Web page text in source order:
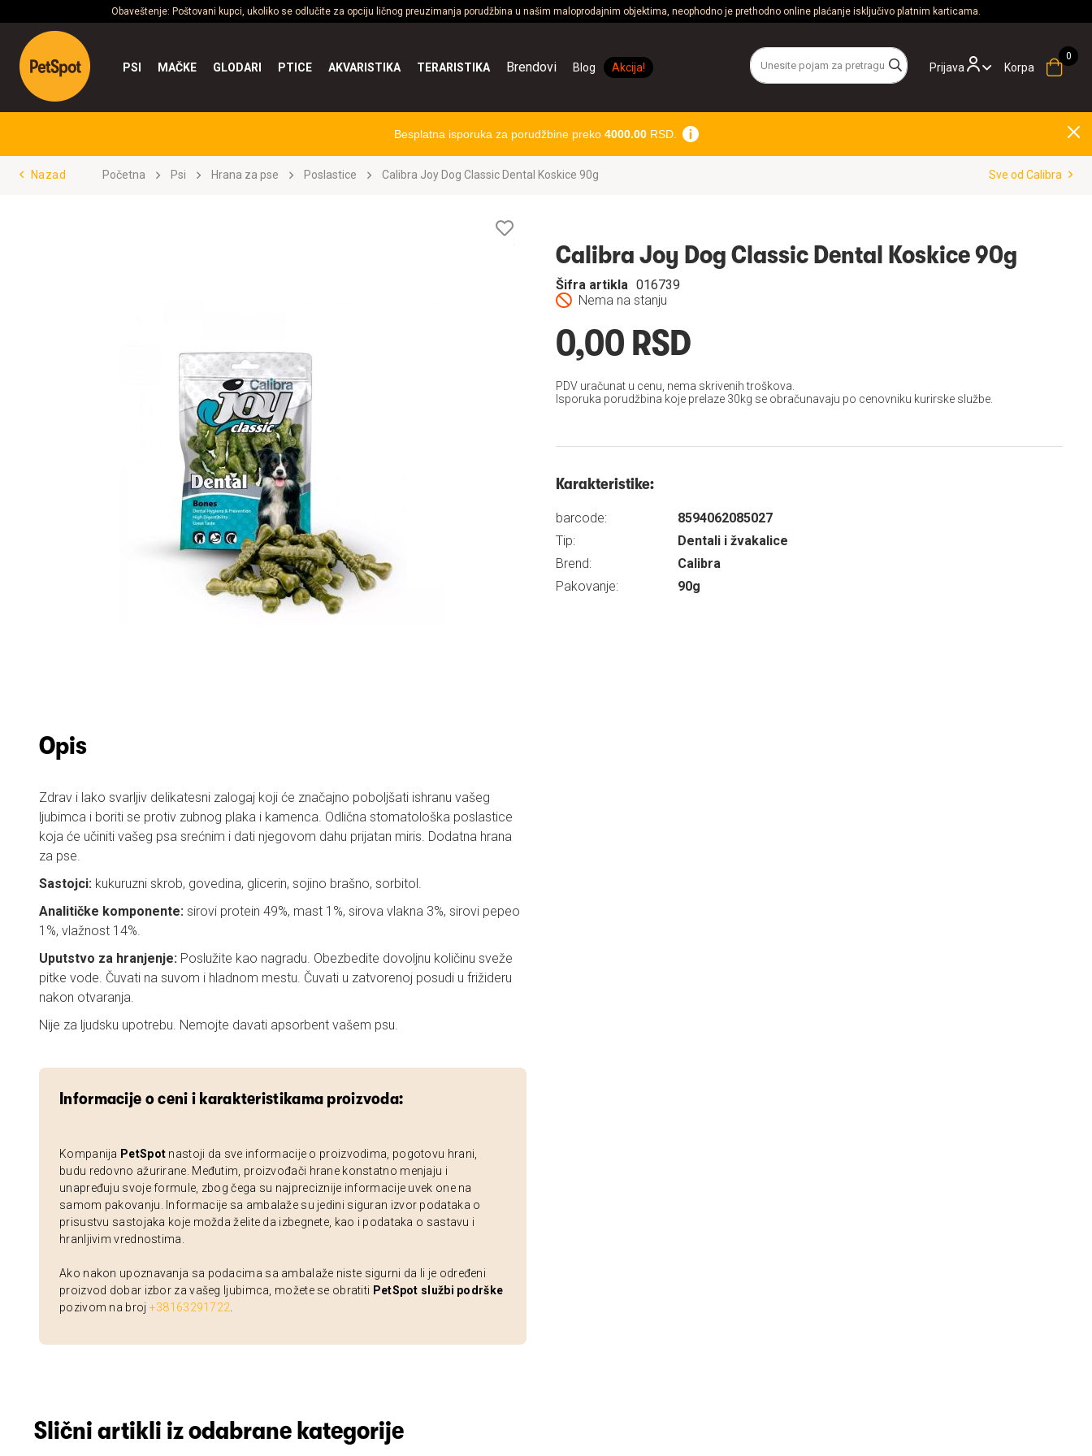
Obaveštenje: Poštovani kupci, ukoliko se odlučite za opciju ličnog preuzimanja porudžbina u našim maloprodajnim objektima, neophodno je prethodno online plaćanje isključivo platnim karticama.
Prijava
PSI MAČKE GLODARI PTICE AKVARISTIKA TERARISTIKA Brendovi Blog Akcija! Korpa
Besplatna isporuka za porudžbine preko 4000.00RSD.
Nazad Početna Psi Hrana za pse Poslastice Calibra Joy Dog Classic Dental Koskice 90g Sve od Calibra
Opis
Zdrav i lako svarljiv delikatesni zalogaj koji će značajno poboljšati ishranu vašeg
ljubimca i boriti se protiv zubnog plaka i kamenca. Odlična stomatološka poslastice
koja će učiniti vašeg psa srećnim i dati njegovom dahu prijatan miris. Dodatna hrana
za pse.
Sastojci: kukuruzni skrob, govedina, glicerin, sojino brašno, sorbitol.
Analitičke komponente: sirovi protein 49%, mast 1%, sirova vlakna 3%, sirovi pepeo
1%, vlažnost 14%.
Uputstvo za hranjenje: Poslužite kao nagradu. Obezbedite dovoljnu količinu sveže
pitke vode. Čuvati na suvom i hladnom mestu. Čuvati u zatvorenoj posudi u frižideru
nakon otvaranja.
Nije za ljudsku upotrebu. Nemojte davati apsorbent vašem psu.
Informacije o ceni i karakteristikama proizvoda:
Kompanija PetSpot nastoji da sve informacije o proizvodima, pogotovu hrani,
budu redovno ažurirane. Međutim, proizvođači hrane konstatno menjaju i
unapređuju svoje formule, zbog čega su najpreciznije informacije uvek one na
samom pakovanju. Informacije sa ambalaže su jedini siguran izvor podataka o
prisustvu sastojaka koje možda želite da izbegnete, kao i podataka o sastavu i
hranljivim vrednostima.
Ako nakon upoznavanja sa podacima sa ambalaže niste sigurni da li je određeni
proizvod dobar izbor za vašeg ljubimca, možete se obratiti PetSpot službi podrške
pozivom na broj +38163291722
želja
Calibra Joy Dog Classic Dental Koskice 90g
Nema na stanju
Šifra artikla 016739
0,00 RSD
PDV uračunat u cenu, nema skrivenih troškova.
Isporuka porudžbina koje prelaze 30kg se obračunavaju po cenovniku kurirske službe.
Karakteristike:
barcode:
8594062085027
Tip:
Dentali i žvakalice
Brend:
Calibra
Pakovanje:
90g
Slični artikli iz odabrane kategorije